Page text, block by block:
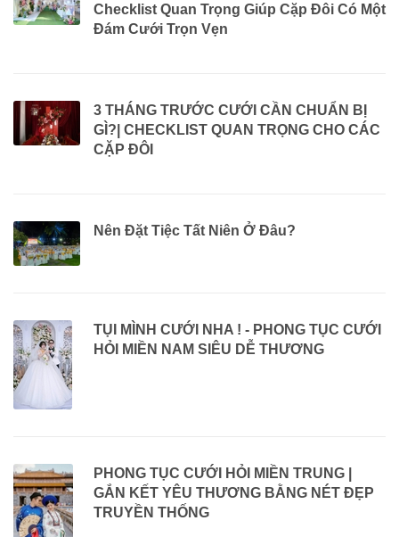
Checklist Quan Trọng Giúp Cặp Đôi Có Một
Đám Cưới Trọn Vẹn
3 THÁNG TRƯỚC CƯỚI CẦN CHUẨN BỊ
GÌ?| CHECKLIST QUAN TRỌNG CHO CÁC
CẶP ĐÔI
Nên Đặt Tiệc Tất Niên Ở Đâu?
TỤI MÌNH CƯỚI NHA ! - PHONG TỤC CƯỚI
HỎI MIỀN NAM SIÊU DỄ THƯƠNG
PHONG TỤC CƯỚI HỎI MIỀN TRUNG |
GẮN KẾT YÊU THƯƠNG BẰNG NÉT ĐẸP
TRUYỀN THỐNG